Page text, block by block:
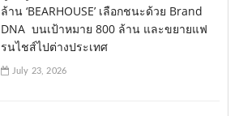
ล้าน ‘BEARHOUSE’ เลือกชนะด้วย Brand
DNA บนเป้าหมาย 800 ล้าน และขยายแฟ
รนไชส์ไปต่างประเทศ
July 23, 2026